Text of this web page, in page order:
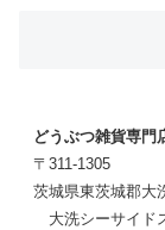
どうぶつ雑貨専
〒311-1305
茨城県東茨城郡大
大洗シーサイド